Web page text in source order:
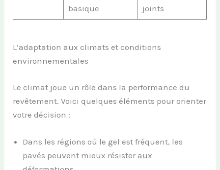
basique
joints
L’adaptation aux climats et conditions
environnementales
Le climat joue un rôle dans la performance du
revêtement. Voici quelques éléments pour orienter
votre décision :
Dans les régions où le gel est fréquent, les
pavés peuvent mieux résister aux